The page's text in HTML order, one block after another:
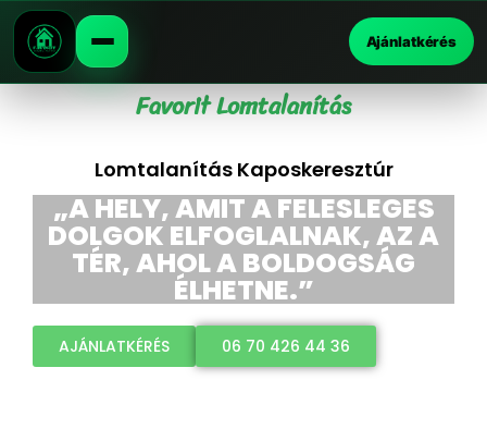
Ajánlatkérés
Favorit Lomtalanítás
Lomtalanítás Kaposkeresztúr
„A HELY, AMIT A FELESLEGES
DOLGOK ELFOGLALNAK, AZ A
TÉR, AHOL A BOLDOGSÁG
ÉLHETNE.”
AJÁNLATKÉRÉS 06 70 426 44 36